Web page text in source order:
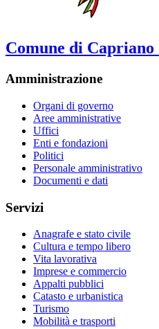
Comune di Capriano
Amministrazione
Organi di governo
Aree amministrative
Uffici
Enti e fondazioni
Politici
Personale amministrativo
Documenti e dati
Servizi
Anagrafe e stato civile
Cultura e tempo libero
Vita lavorativa
Imprese e commercio
Appalti pubblici
Catasto e urbanistica
Turismo
Mobilità e trasporti